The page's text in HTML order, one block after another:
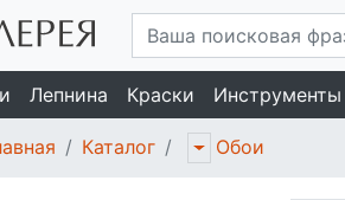
Лепнина Краски Инструменты
Каталог Обои